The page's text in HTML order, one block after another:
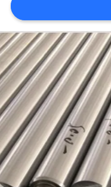
FORDERN
SIE
EIN
ZITAT